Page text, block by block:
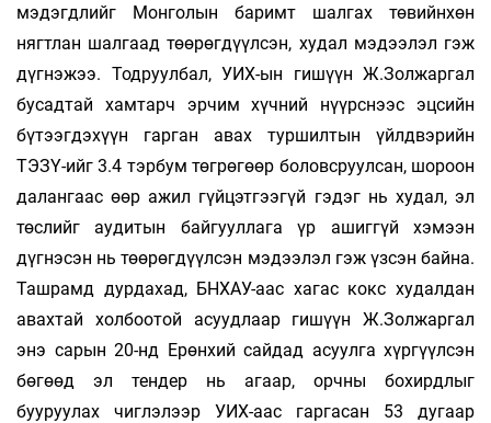
мэдэгдлийг Монголын баримт шалгах төвийнхөн
нягтлан шалгаад төөрөгдүүлсэн, худал мэдээлэл гэж
дүгнэжээ. Тодруулбал, УИХ-ын гишүүн Ж.Золжаргал
бусадтай хамтарч эрчим хүчний нүүрснээс эцсийн
бүтээгдэхүүн гарган авах туршилтын үйлдвэрийн
ТЭЗҮ-ийг 3.4 тэрбум төгрөгөөр боловсруулсан, шороон
далангаас өөр ажил гүйцэтгээгүй гэдэг нь худал, эл
төслийг аудитын байгууллага үр ашиггүй хэмээн
дүгнэсэн нь төөрөгдүүлсэн мэдээлэл гэж үзсэн байна.
Ташрамд дурдахад, БНХАУ-аас хагас кокс худалдан
авахтай холбоотой асуудлаар гишүүн Ж.Золжаргал
энэ сарын 20-нд Ерөнхий сайдад асуулга хүргүүлсэн
бөгөөд эл тендер нь агаар, орчны бохирдлыг
бууруулах чиглэлээр УИХ-аас гаргасан 53 дугаар